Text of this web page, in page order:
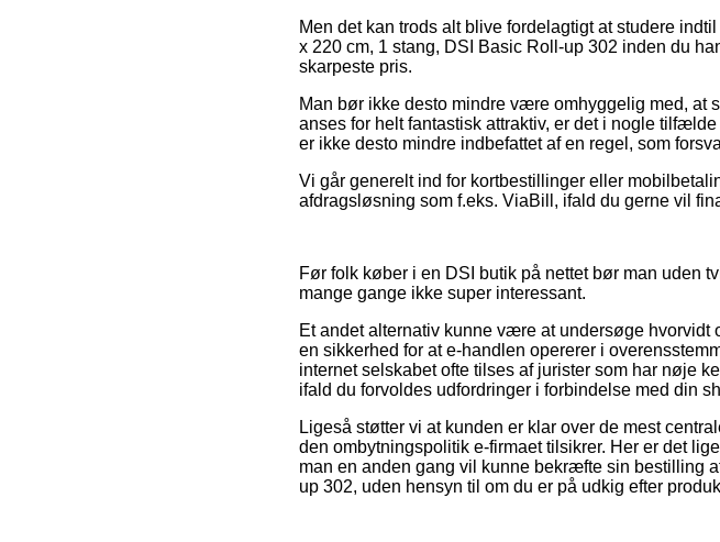
Men det kan trods alt blive fordelagtigt at studere
x 220 cm, 1 stang, DSI Basic Roll-up 302 inden du
skarpeste pris.
Man bør ikke desto mindre være omhyggelig med, at
anses for helt fantastisk attraktiv, er det i nogle
er ikke desto mindre indbefattet af en regel, som
Vi går generelt ind for kortbestillinger eller
afdragsløsning som f.eks. ViaBill, ifald du gerne vil
Før folk køber i en DSI butik på nettet bør man uden
mange gange ikke super interessant.
Et andet alternativ kunne være at undersøge
en sikkerhed for at e-handlen opererer i
internet selskabet ofte tilses af jurister som har nøje
ifald du forvoldes udfordringer i forbindelse med din
Ligeså støtter vi at kunden er klar over de mest
den ombytningspolitik e-firmaet tilsikrer. Her er det
man en anden gang vil kunne bekræfte sin bestilling
up 302, uden hensyn til om du er på udkig efter